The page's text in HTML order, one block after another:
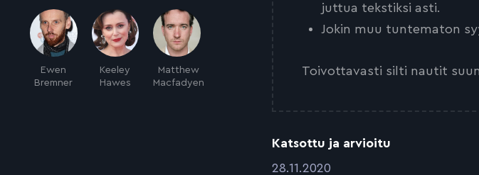
Ewen
Bremner
Keeley
Hawes
Matthew
Macfadyen
juttua tekstiksi asti.
Jokin muu tuntematon
Toivottavasti silti nautit
Katsottu ja arvioitu
:28.11.2020